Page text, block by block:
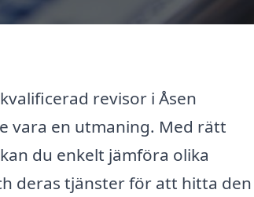
revisor i Åsen
vara en utmaning. Med rätt
du enkelt jämföra olika
deras tjänster för att hitta den